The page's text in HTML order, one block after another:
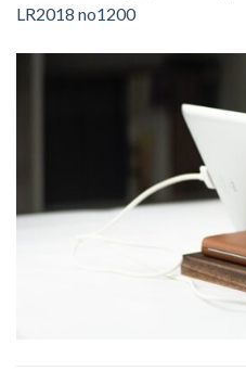
LR2018 no1200